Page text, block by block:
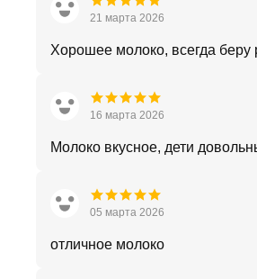
21 марта 2026
Хорошее молоко, всегда беру
16 марта 2026
Молоко вкусное, дети
05 марта 2026
отличное молоко